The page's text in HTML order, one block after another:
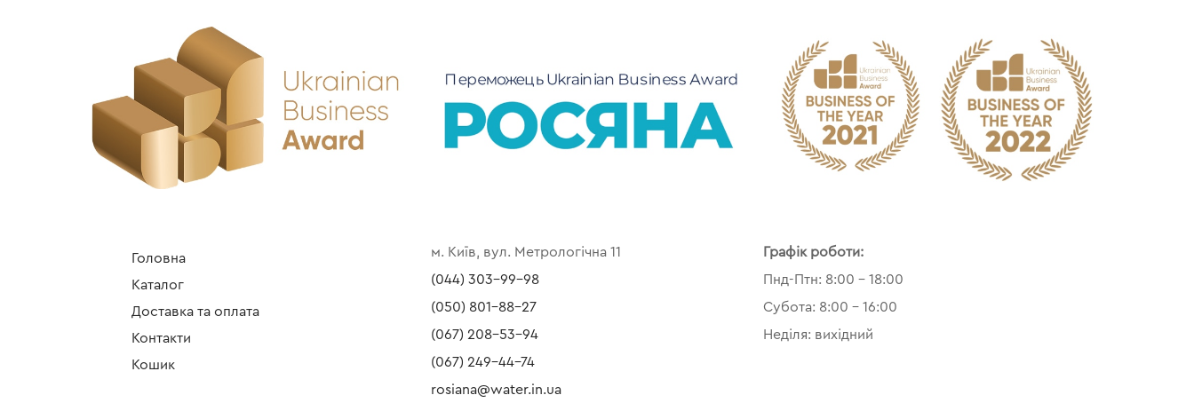
Головна
Каталог
Доставка та оплата
Контакти
Кошик
м. Київ, вул. Метрологічна 11
(044) 303-99-98
(050) 801-88-27
(067) 208-53-94
(067) 249-44-74
rosiana@water.in.ua
Графік роботи:
Пнд-Птн: 8:00 – 18:00
Субота: 8:00 – 16:00
Неділя: вихідний